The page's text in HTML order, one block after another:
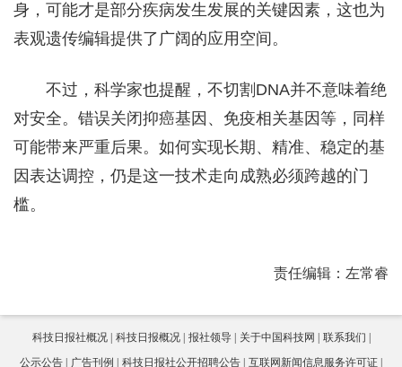
身，可能才是部分疾病发生发展的关键因素，这也为
表观遗传编辑提供了广阔的应用空间。
不过，科学家也提醒，不切割DNA并不意味着绝
对安全。错误关闭抑癌基因、免疫相关基因等，同样
可能带来严重后果。如何实现长期、精准、稳定的基
因表达调控，仍是这一技术走向成熟必须跨越的门
槛。
责任编辑：左常睿
科技日报社概况 科技日报概况 报社领导 关于中国科技网
联系我们
公示公告
广告刊例 科技日报社公开招聘公告 互联网新闻信息服务许可证